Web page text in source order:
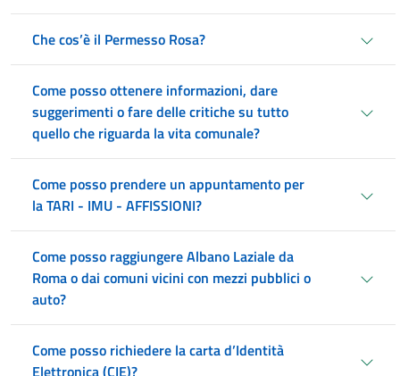
Che cos’è il Permesso Rosa?
Come posso ottenere informazioni, dare
suggerimenti o fare delle critiche su tutto
quello che riguarda la vita comunale?
Come posso prendere un appuntamento per
la TARI - IMU - AFFISSIONI?
Come posso raggiungere Albano Laziale da
Roma o dai comuni vicini con mezzi pubblici o
auto?
Come posso richiedere la carta d’Identità
Elettronica (CIE)?